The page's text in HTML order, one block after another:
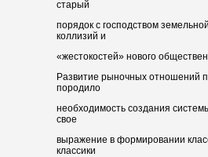
старый
порядок с господством
коллизий и
«жестокостей» нового
Развитие рыночных отношений
породило
необходимость создания
свое
выражение в формировании
классики